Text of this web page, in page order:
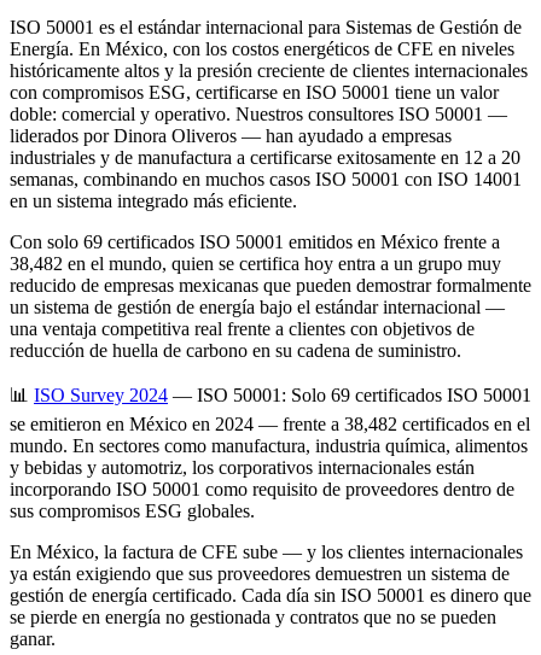
ISO 50001 es el estándar internacional para Sistemas de Gestión de
Energía. En México, con los costos energéticos de CFE en niveles
históricamente altos y la presión creciente de clientes internacionales
con compromisos ESG, certificarse en ISO 50001 tiene un valor
doble: comercial y operativo. Nuestros consultores ISO 50001 —
liderados por Dinora Oliveros — han ayudado a empresas
industriales y de manufactura a certificarse exitosamente en 12 a 20
semanas, combinando en muchos casos ISO 50001 con ISO 14001
en un sistema integrado más eficiente.
Con solo 69 certificados ISO 50001 emitidos en México frente a
38,482 en el mundo, quien se certifica hoy entra a un grupo muy
reducido de empresas mexicanas que pueden demostrar formalmente
un sistema de gestión de energía bajo el estándar internacional —
una ventaja competitiva real frente a clientes con objetivos de
reducción de huella de carbono en su cadena de suministro.
📊 ISO Survey 2024 — ISO 50001: Solo 69 certificados ISO 50001
se emitieron en México en 2024 — frente a 38,482 certificados en el
mundo. En sectores como manufactura, industria química, alimentos
y bebidas y automotriz, los corporativos internacionales están
incorporando ISO 50001 como requisito de proveedores dentro de
sus compromisos ESG globales.
En México, la factura de CFE sube — y los clientes internacionales
ya están exigiendo que sus proveedores demuestren un sistema de
gestión de energía certificado. Cada día sin ISO 50001 es dinero que
se pierde en energía no gestionada y contratos que no se pueden
ganar.